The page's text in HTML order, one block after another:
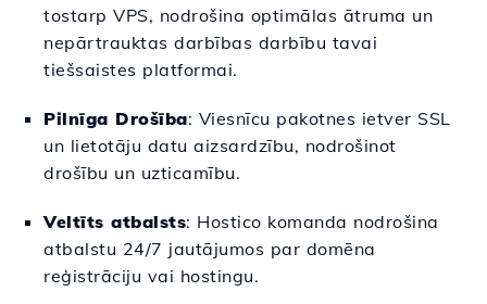
tostarp VPS, nodrošina optimālas ātruma un
nepārtrauktas darbības darbību tavai
tiešsaistes platformai.
Pilnīga Drošība: Viesnīcu pakotnes ietver SSL
un lietotāju datu aizsardzību, nodrošinot
drošību un uzticamību.
Veltīts atbalsts: Hostico komanda nodrošina
atbalstu 24/7 jautājumos par domēna
reģistrāciju vai hostingu.